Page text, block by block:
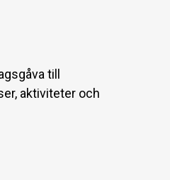
till
aktiviteter och